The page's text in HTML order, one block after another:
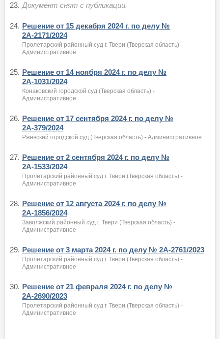
23. Документ снят с публикации.
24. Решение от 15 декабря 2024 г. по делу №
2А-2171/2024
Пролетарский районный суд г. Твери (Тверская область) -
Административное
25. Решение от 14 ноября 2024 г. по делу №
2А-1031/2024
Конаковский городской суд (Тверская область) -
Административное
26. Решение от 17 сентября 2024 г. по делу №
2А-379/2024
Ржевский городской суд (Тверская область) - Административное
27. Решение от 2 сентября 2024 г. по делу №
2А-1533/2024
Пролетарский районный суд г. Твери (Тверская область) -
Административное
28. Решение от 12 августа 2024 г. по делу №
2А-1856/2024
Заволжский районный суд г. Твери (Тверская область) -
Административное
29. Решение от 3 марта 2024 г. по делу № 2А-2761/2023
Пролетарский районный суд г. Твери (Тверская область) -
Административное
30. Решение от 21 февраля 2024 г. по делу №
2А-2690/2023
Пролетарский районный суд г. Твери (Тверская область) -
Административное